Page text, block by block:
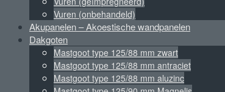
Vuren (onbehandeld)
Akupanelen – Akoestische wandpanelen
Dakgoten
Mastgoot type 125/88 mm zwart
Mastgoot type 125/88 mm antraciet
Mastgoot type 125/88 mm aluzinc